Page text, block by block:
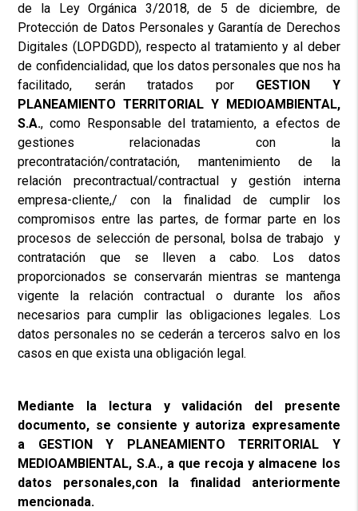
de la Ley Orgánica 3/2018, de 5 de diciembre, de
Protección de Datos Personales y Garantía de Derechos
Digitales (LOPDGDD), respecto al tratamiento y al deber
de confidencialidad, que los datos personales que nos ha
facilitado, serán tratados por GESTION Y
PLANEAMIENTO TERRITORIAL Y MEDIOAMBIENTAL,
S.A., como Responsable del tratamiento, a efectos de
gestiones relacionadas con la
precontratación/contratación, mantenimiento de la
relación precontractual/contractual y gestión interna
empresa-cliente,/ con la finalidad de cumplir los
compromisos entre las partes, de formar parte en los
procesos de selección de personal, bolsa de trabajo y
contratación que se lleven a cabo. Los datos
proporcionados se conservarán mientras se mantenga
vigente la relación contractual o durante los años
necesarios para cumplir las obligaciones legales. Los
datos personales no se cederán a terceros salvo en los
casos en que exista una obligación legal.
Mediante la lectura y validación del presente
documento, se consiente y autoriza expresamente
a GESTION Y PLANEAMIENTO TERRITORIAL Y
MEDIOAMBIENTAL, S.A., a que recoja y almacene los
datos personales,con la finalidad anteriormente
mencionada.